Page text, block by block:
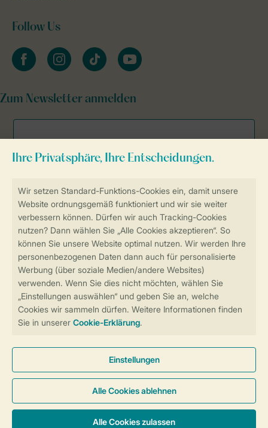
Sicherstellung Deiner Privatsphäre
Weitere Informationen und Einstellungen
Sicher und schnell zur Online-Buchung
Sichere Datenübertragung
Sicheres Bezahlen
Follow Us
facebookinstagramtiktok youtube
Zum Newsletter anmelden
Allgemeine Bedingungen Impressum
Cookies und Banner
Barrierefreiheit